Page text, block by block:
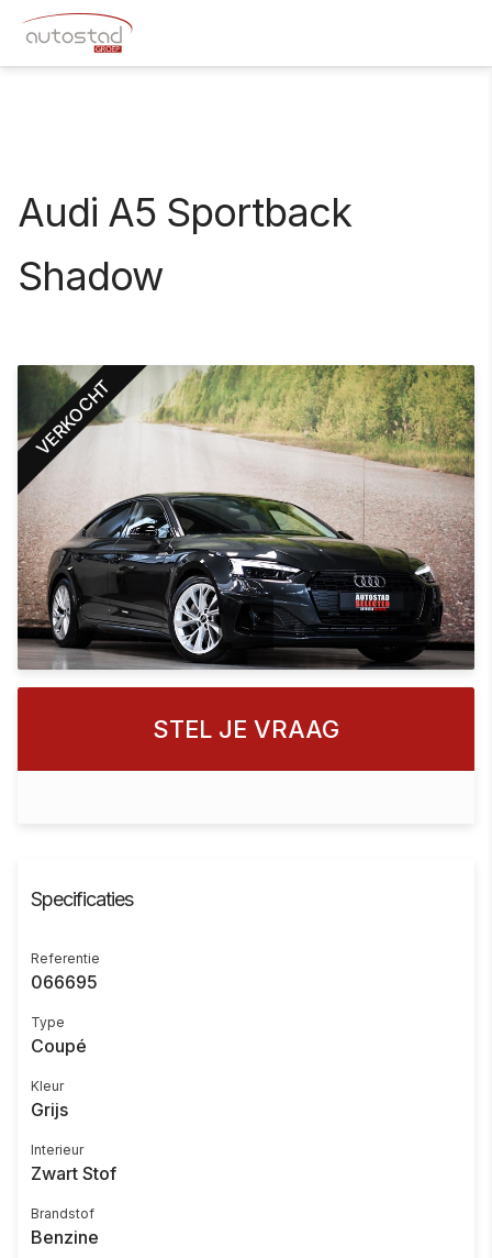
Audi A5 Sportback
Shadow
VERKOCHT
STEL JE VRAAG
Specificaties
Referentie
066695
Type
Coupé
Kleur
Grijs
Interieur
Zwart Stof
Brandstof
Benzine